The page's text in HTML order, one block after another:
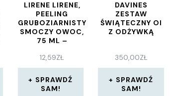
LIRENE LIRENE,
PEELING
GRUBOZIARNISTY
SMOCZY OWOC,
75 ML –
12,59ZŁ
SPRAWDŹ
SAM!
DAVINES
ZESTAW
ŚWIĄTECZNY OI
Z ODŻYWKĄ
350,00ZŁ
SPRAWDŹ
SAM!